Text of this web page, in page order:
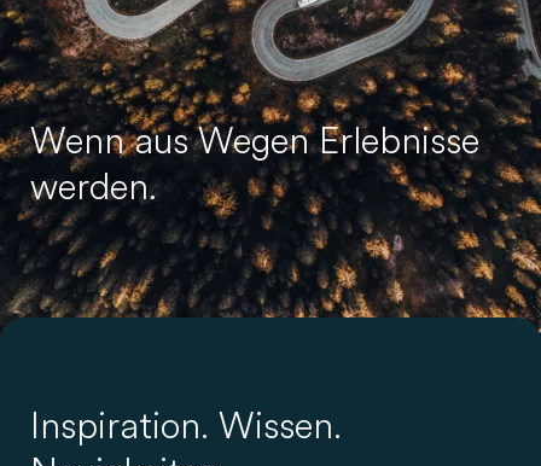
Wenn aus Wegen Erlebnisse
werden.
Inspiration. Wissen.